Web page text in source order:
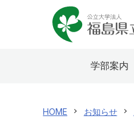
学部案内
HOME お知らせ